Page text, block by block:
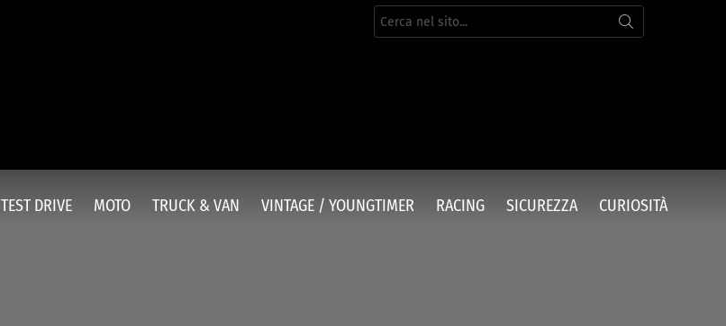
Cerca
per:
TEST DRIVE MOTO TRUCK & VAN VINTAGE / YOUNGTIMER RACING SICUREZZA CURIOSITÀ